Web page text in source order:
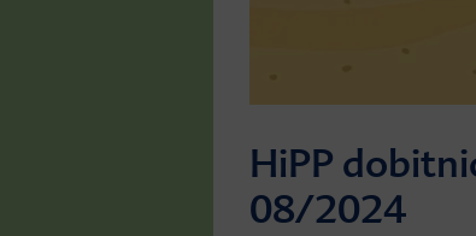
HiPP
08/2024